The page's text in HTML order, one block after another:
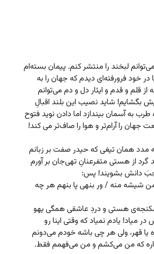
لبخند را منتشر کنم. پیمان بسته‌ام
در خود فرورفته‌ای دیدم که جهان را به
قلم و قدم و ایثار دل و دم می‌توانم
بگشایم! شاید نصیب این بلند اقبالِ
به آسمان بیندازد اما دادن نوید فتوح
جهان را آرام‌تر و هوا را صاف‌تر می کند!
مدد همان تیغی که حیدر صفت بر زبانم
گرد از هستی متفرعنانِ تهی‌جان بر آورم
دانش بشویند! پس:
شیشه منه / ور بنهی پا بنهم هر چه
شکنجه‌ی هستی و دردِ عاشقی همگی یهو
میاد! یادم نمیاد که وقتی اینا رو
یا قهر، ولی هر چی باشه خودم می‌دونم
که من می‌کشم و من می‌فهمم فقط.